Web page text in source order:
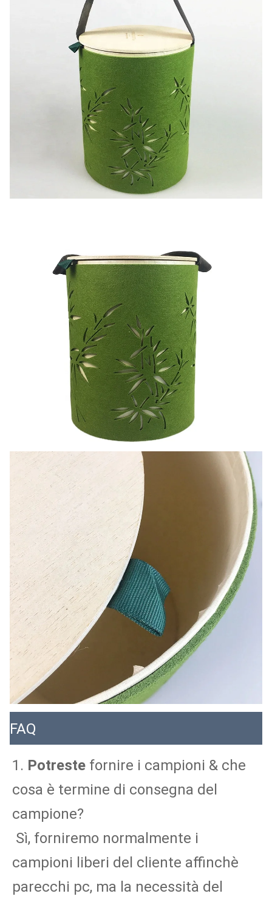
FAQ
1. Potreste fornire i campioni & che
cosa è termine di consegna del
campione?
Sì, forniremo normalmente i
campioni liberi del cliente affinchè
parecchi pc, ma la necessità del